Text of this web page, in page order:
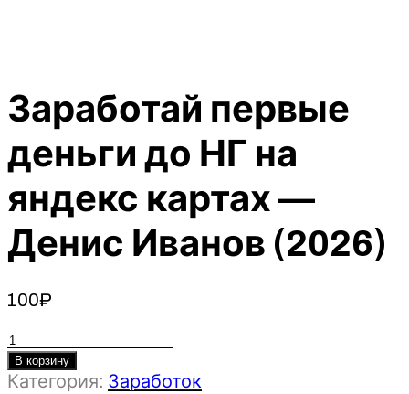
Заработай первые
деньги до НГ на
яндекс картах —
Денис Иванов (2026)
100₽
Количество
товара
Заработай
В корзину
Категория: Заработок